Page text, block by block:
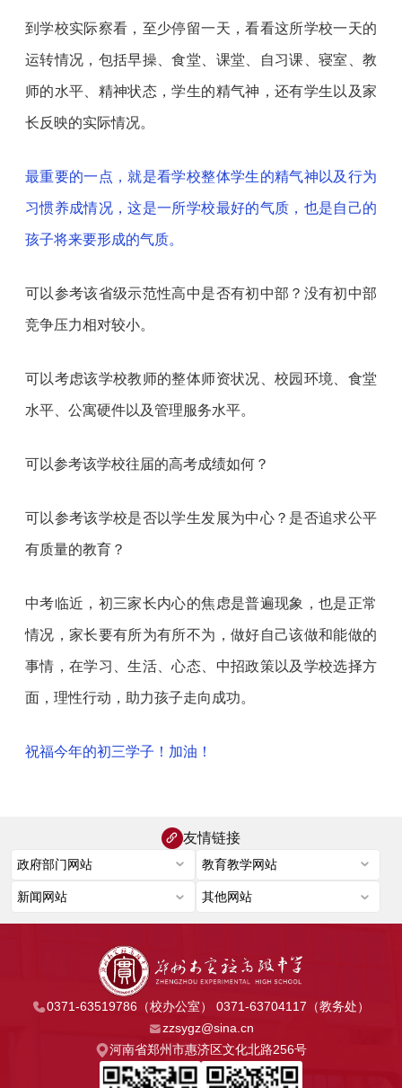
到学校实际察看，至少停留一天，看看这所学校一天的
运转情况，包括早操、食堂、课堂、自习课、寝室、教
师的水平、精神状态，学生的精气神，还有学生以及家
长反映的实际情况。
最重要的一点，就是看学校整体学生的精气神以及行为
习惯养成情况，这是一所学校最好的气质，也是自己的
孩子将来要形成的气质。
可以参考该省级示范性高中是否有初中部？没有初中部
竞争压力相对较小。
可以考虑该学校教师的整体师资状况、校园环境、食堂
水平、公寓硬件以及管理服务水平。
可以参考该学校往届的高考成绩如何？
可以参考该学校是否以学生发展为中心？是否追求公平
有质量的教育？
中考临近，初三家长内心的焦虑是普遍现象，也是正常
情况，家长要有所为有所不为，做好自己该做和能做的
事情，在学习、生活、心态、中招政策以及学校选择方
面，理性行动，助力孩子走向成功。
祝福今年的初三学子！加油！
友情链接
0371-63519786（校办公室） 0371-63704117（教务处）
zzsygz@sina.cn
河南省郑州市惠济区文化北路256号